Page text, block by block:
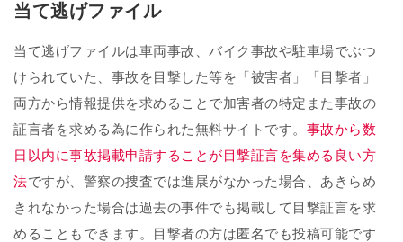
当て逃げファイル
当て逃げファイルは車両事故、バイク事故や駐車場でぶつ
けられていた、事故を目撃した等を「被害者」「目撃者」
両方から情報提供を求めることで加害者の特定また事故の
証言者を求める為に作られた無料サイトです。 事故から数
日以内に事故掲載申請することが目撃証言を集める良い方
法ですが、警察の捜査では進展がなかった場合、あきらめ
きれなかった場合は過去の事件でも掲載して目撃証言を求
めることもできます。目撃者の方は匿名でも投稿可能です